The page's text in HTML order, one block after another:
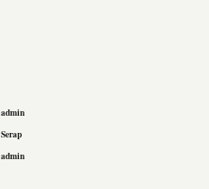
admin
Serap
admin